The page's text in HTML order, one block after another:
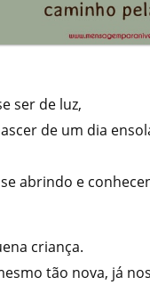
ser de luz,
de um dia
abrindo e
criança.
tão nova, já